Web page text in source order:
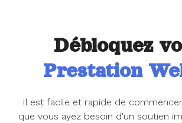
Débloquez
Prestation
Il est facile et rapide de
que vous ayez besoin d'un soutien